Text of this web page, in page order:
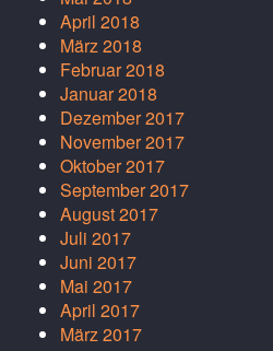
April 2018
März 2018
Februar 2018
Januar 2018
Dezember 2017
November 2017
Oktober 2017
September 2017
August 2017
Juli 2017
Juni 2017
Mai 2017
April 2017
März 2017